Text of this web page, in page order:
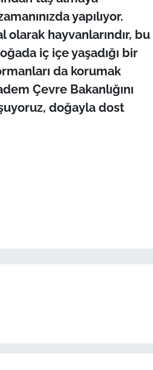
yapılıyor.
hayvanlarındır, bu
iç içe yaşadığı bir
da korumak
Çevre Bakanlığını
doğayla dost